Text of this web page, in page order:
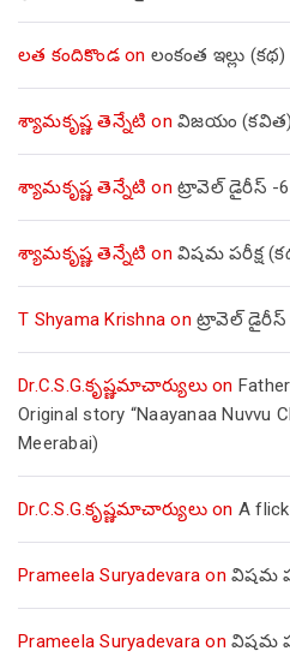
లత కందికొండon లంకంత ఇల్లు (కథ)
శ్యామకృష్ణ తెన్నేటి on విజయం (కవిత)
శ్యామకృష్ణ తెన్నేటి on ట్రావెల్ డైరీస్ -6
శ్యామకృష్ణ తెన్నేటి on విషమ పరీక్ష
T Shyama Krishna on ట్రావెల్ డైరీస్
Dr.C.S.G.కృష్ణమాచార్యులుon
Original story “Naayanaa Nuvvu
Meerabai)
Dr.C.S.G.కృష్ణమాచార్యులుon A
Prameela Suryadevara on విషమ
Prameela Suryadevara on విషమ